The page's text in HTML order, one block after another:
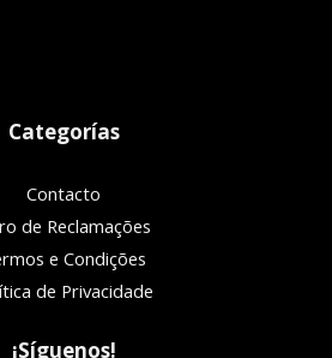
Categorías
Contacto
de Reclamações
e Condições
de Privacidade
¡Síguenos!